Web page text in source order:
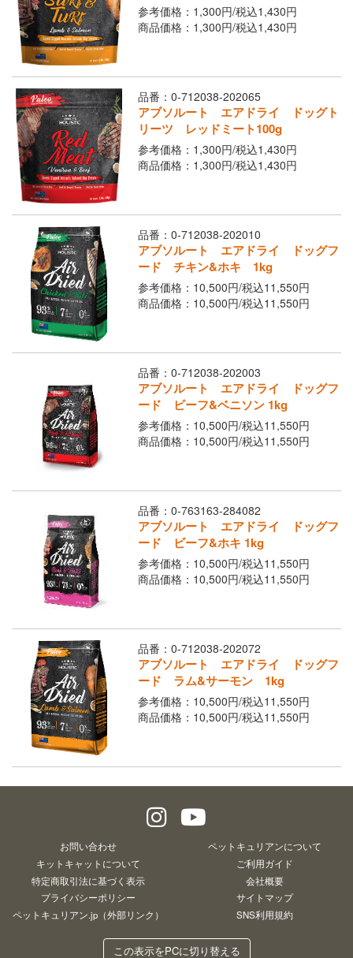
閉じる
参考価格：1,300円/税込1,430円
商品価格：1,300円/税込1,430円
品番：0-712038-202065
アブソルート エアドライ ドッグト
リーツ レッドミート100g
参考価格：1,300円/税込1,430円
商品価格：1,300円/税込1,430円
品番：0-712038-202010
アブソルート エアドライ ドッグフ
ード チキン&ホキ 1kg
参考価格：10,500円/税込11,550円
商品価格：10,500円/税込11,550円
品番：0-712038-202003
アブソルート エアドライ ドッグフ
ード ビーフ&ベニソン 1kg
参考価格：10,500円/税込11,550円
商品価格：10,500円/税込11,550円
品番：0-763163-284082
アブソルート エアドライ ドッグフ
ード ビーフ&ホキ 1kg
参考価格：10,500円/税込11,550円
商品価格：10,500円/税込11,550円
品番：0-712038-202072
アブソルート エアドライ ドッグフ
ード ラム&サーモン 1kg
参考価格：10,500円/税込11,550円
商品価格：10,500円/税込11,550円
お問い合わせ
ペットキュリアンについて
キットキャットについて
ご利用ガイド
特定商取引法に基づく表示
会社概要
プライバシーポリシー
サイトマップ
ペットキュリアン.jp（外部リンク）
SNS利用規約
この表示をPCに切り替える